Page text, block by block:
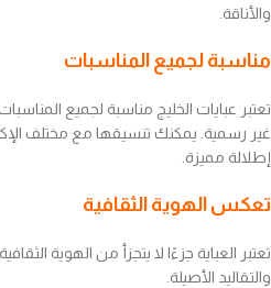
والأناقة.
مناسبة لجميع المناسبات
تعتبر عبايات الخليج مناسبة لجميع
غير رسمية. يمكنك تنسيقها مع مختلف
إطلالة مميزة.
تعكس الهوية الثقافية
تعتبر العباية جزءًا لا يتجزأ من الهوية
والتقاليد الأصيلة.